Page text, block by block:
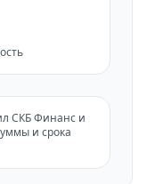
СКБ Финанс и
и срока